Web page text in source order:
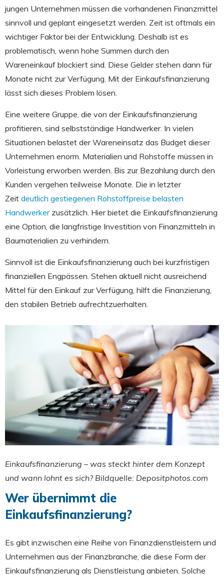
jungen Unternehmen müssen die vorhandenen Finanzmittel
sinnvoll und geplant eingesetzt werden. Zeit ist oftmals ein
wichtiger Faktor bei der Entwicklung. Deshalb ist es
problematisch, wenn hohe Summen durch den
Wareneinkauf blockiert sind. Diese Gelder stehen dann für
Monate nicht zur Verfügung. Mit der Einkaufsfinanzierung
lässt sich dieses Problem lösen.
Eine weitere Gruppe, die von der Einkaufsfinanzierung
profitieren, sind selbstständige Handwerker. In vielen
Situationen belastet der Wareneinsatz das Budget dieser
Unternehmen enorm. Materialien und Rohstoffe müssen in
Vorleistung erworben werden. Bis zur Bezahlung durch den
Kunden vergehen teilweise Monate. Die in letzter
Zeit deutlich gestiegenen Rohstoffpreise belasten
Handwerkerzusätzlich. Hier bietet die Einkaufsfinanzierung
eine Option, die langfristige Investition von Finanzmitteln in
Baumaterialien zu verhindern.
Sinnvoll ist die Einkaufsfinanzierung auch bei kurzfristigen
finanziellen Engpässen. Stehen aktuell nicht ausreichend
Mittel für den Einkauf zur Verfügung, hilft die Finanzierung,
den stabilen Betrieb aufrechtzuerhalten.
Einkaufsfinanzierung – was steckt hinter dem Konzept
und wann lohnt es sich? Bildquelle: Depositphotos.com
Wer übernimmt die
Einkaufsfinanzierung?
Es gibt inzwischen eine Reihe von Finanzdienstleistern und
Unternehmen aus der Finanzbranche, die diese Form der
Einkaufsfinanzierung als Dienstleistung anbieten. Solche